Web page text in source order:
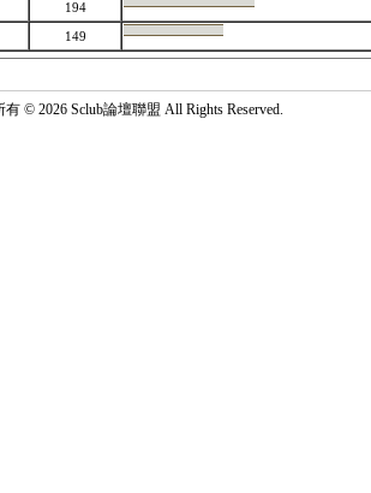
194
149
© 2026 Sclub論壇聯盟 All Rights Reserved.